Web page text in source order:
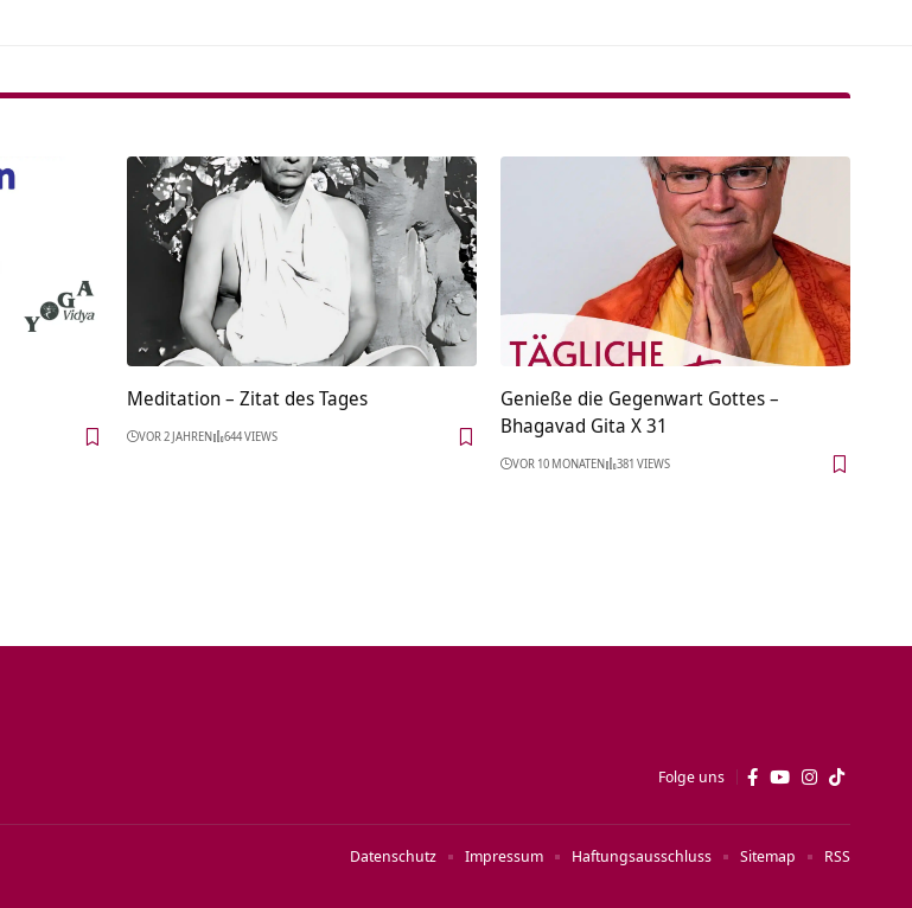
Meditation – Zitat des Tages
VOR 2 JAHREN 644 VIEWS
Genieße die Gegenwart Gottes –
Bhagavad Gita X 31
VOR 10 MONATEN 381 VIEWS
Folge uns
Datenschutz Impressum Haftungsausschluss Sitemap RSS